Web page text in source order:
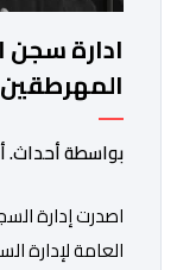
ادارة سجن
استشارة و50 فحصا طبيا
بواسطة أحداث.
العامة لإدارة